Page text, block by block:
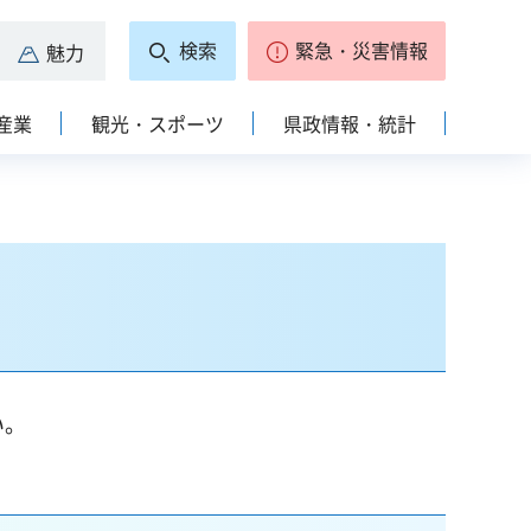
魅力 検索 緊急・災害情報
業 観光・スポーツ 県政情報・統計